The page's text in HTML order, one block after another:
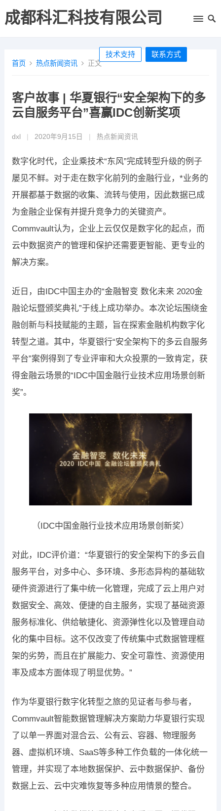
成都科汇科技有限公司
技术支持 联系方式
首页 热点新闻资讯 正文
客户故事 | 华夏银行“安全架构下的多
云自服务平台”喜赢IDC创新奖项
dxl 2020年9月15日 热点新闻资讯
数字化时代，企业乘技术“东风”完成转型升级的例子
屡见不鲜。对于走在数字化前列的金融行业，*业务的
开展都基于数据的收集、流转与使用，因此数据已成
为金融企业保有并提升竞争力的关键资产。
Commvault认为，企业上云仅仅是数字化的起点，而
云中数据资产的管理和保护还需要更智能、更专业的
解决方案。
近日，由IDC中国主办的“金融智变 数化未来 2020金
融论坛暨颁奖典礼”于线上成功举办。本次论坛围绕金
融创新与科技赋能的主题，旨在探索金融机构数字化
转型之道。其中，华夏银行“安全架构下的多云自服务
平台”案例得到了专业评审和大众投票的一致肯定，获
得金融云场景的“IDC中国金融行业技术应用场景创新
奖”。
（IDC中国金融行业技术应用场景创新奖）
对此，IDC评价道：“华夏银行的安全架构下的多云自
服务平台，对多中心、多环境、多形态异构的基础软
硬件资源进行了集中统一化管理，完成了云上用户对
数据安全、高效、便捷的自主服务，实现了基础资源
服务标准化、供给敏捷化、资源弹性化以及管理自动
化的集中目标。这不仅改变了传统集中式数据管理框
架的劣势，而且在扩展能力、安全可靠性、资源使用
率及成本方面体现了明显优势。”
作为华夏银行数字化转型之旅的见证者与参与者，
Commvault智能数据管理解决方案助力华夏银行实现
了以单一界面对混合云、公有云、容器、物理服务
器、虚拟机环境、SaaS等多种工作负载的一体化统一
管理，并实现了本地数据保护、云中数据保护、备份
数据上云、云中灾难恢复等多种应用情景的整合。